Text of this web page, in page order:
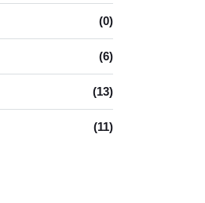
(0)
(6)
(13)
(11)